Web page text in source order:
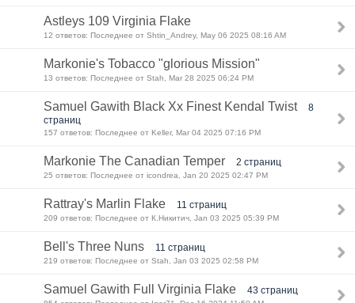
Astleys 109 Virginia Flake
12 ответов: Последнее от Shtin_Andrey, May 06 2025 08:16 AM
Markonie's Tobacco "glorious Mission"
13 ответов: Последнее от Stah, Mar 28 2025 06:24 PM
Samuel Gawith Black Xx Finest Kendal Twist
8
страниц
157 ответов: Последнее от Keller, Mar 04 2025 07:16 PM
Markonie The Canadian Temper 2 страниц
25 ответов: Последнее от icondrea, Jan 20 2025 02:47 PM
Rattray's Marlin Flake 11 страниц
209 ответов: Последнее от К.Никитич, Jan 03 2025 05:39 PM
Bell's Three Nuns 11 страниц
219 ответов: Последнее от Stah, Jan 03 2025 02:58 PM
Samuel Gawith Full Virginia Flake 43 страниц